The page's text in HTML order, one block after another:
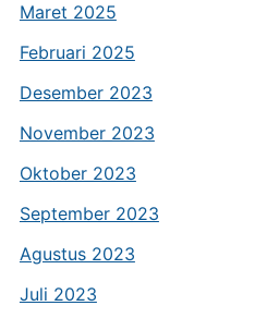
Maret 2025
Februari 2025
Desember 2023
November 2023
Oktober 2023
September 2023
Agustus 2023
Juli 2023